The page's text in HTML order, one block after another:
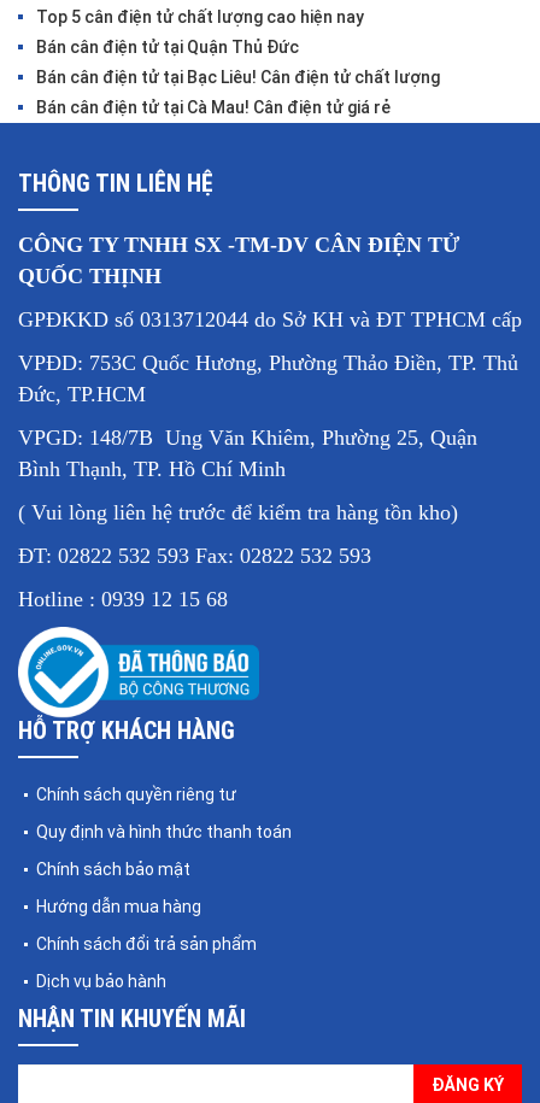
Top 5 cân điện tử chất lượng cao hiện nay
Bán cân điện tử tại Quận Thủ Đức
Bán cân điện tử tại Bạc Liêu! Cân điện tử chất lượng
Bán cân điện tử tại Cà Mau! Cân điện tử giá rẻ
THÔNG TIN LIÊN HỆ
CÔNG TY TNHH SX -TM-DV CÂN ĐIỆN TỬ
QUỐC THỊNH
GPĐKKD số 0313712044 do Sở KH và ĐT TPHCM cấp
VPĐD: 753C Quốc Hương, Phường Thảo Điền, TP. Thủ
Đức, TP.HCM
VPGD: 148/7B Ung Văn Khiêm, Phường 25, Quận
Bình Thạnh, TP. Hồ Chí Minh
( Vui lòng liên hệ trước để kiểm tra hàng tồn kho)
ĐT: 02822 532 593 Fax: 02822 532 593
Hotline : 0939 12 15 68
HỖ TRỢ KHÁCH HÀNG
Chính sách quyền riêng tư
Quy định và hình thức thanh toán
Chính sách bảo mật
Hướng dẫn mua hàng
Chính sách đổi trả sản phẩm
Dịch vụ bảo hành
NHẬN TIN KHUYẾN MÃI
ĐĂNG KÝ